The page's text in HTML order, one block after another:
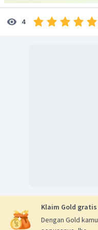
4
Klaim Gold
Dengan Gold